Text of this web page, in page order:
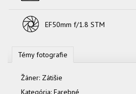
EF50mm f/1.8 STM
Témy fotografie
Žáner: Zátišie
Kategória: Farebné